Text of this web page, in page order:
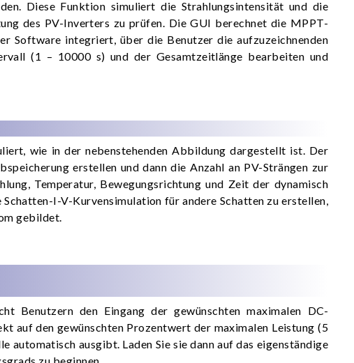
Diese Funktion simuliert die Strahlungsintensität und die
des PV-Inverters zu prüfen. Die GUI berechnet die MPPT-
Software integriert, über die Benutzer die aufzuzeichnenden
(1 – 10000 s) und der Gesamtzeitlänge bearbeiten und
wie in der nebenstehenden Abbildung dargestellt ist. Der
erstellen und dann die Anzahl an PV-Strängen zur
Temperatur, Bewegungsrichtung und Zeit der dynamisch
I-V-Kurvensimulation für andere Schatten zu erstellen,
gebildet.
Benutzern den Eingang der gewünschten maximalen DC-
auf den gewünschten Prozentwert der maximalen Leistung (5
automatisch ausgibt. Laden Sie sie dann auf das eigenständige